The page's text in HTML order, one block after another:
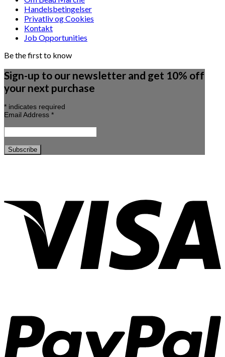
Handelsbetingelser
Privatliv og Cookies
Kontakt
Job Opportunities
Be the first to know
Sign-up to our newsletter and get 10% off
your next purchase
* indicates required
Email Address *